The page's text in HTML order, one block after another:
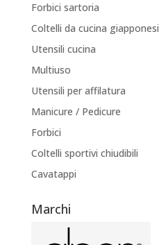
Forbici sartoria
Coltelli da cucina giapponesi
Utensili cucina
Multiuso
Utensili per affilatura
Manicure / Pedicure
Forbici
Coltelli sportivi chiudibili
Cavatappi
Marchi